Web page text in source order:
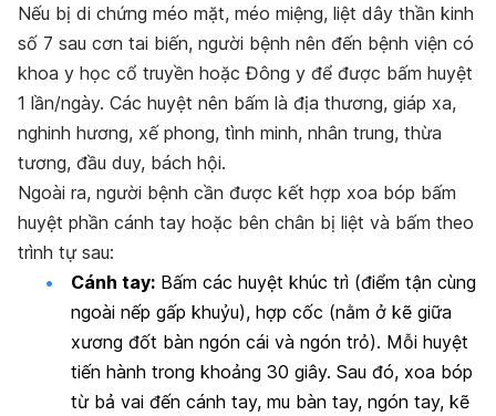
Nếu bị di chứng méo mặt, méo miệng, liệt dây thần kinh
số 7 sau cơn tai biến, người bệnh nên đến bệnh viện có
khoa y học cổ truyền hoặc Đông y để được bấm huyệt
1 lần/ngày. Các huyệt nên bấm là địa thương, giáp xa,
nghinh hương, xế phong, tình minh, nhân trung, thừa
tương, đầu duy, bách hội.
Ngoài ra, người bệnh cần được kết hợp xoa bóp bấm
huyệt phần cánh tay hoặc bên chân bị liệt và bấm theo
trình tự sau:
Cánh tay: Bấm các huyệt khúc trì (điểm tận cùng
ngoài nếp gấp khuỷu), hợp cốc (nằm ở kẽ giữa
xương đốt bàn ngón cái và ngón trỏ). Mỗi huyệt
tiến hành trong khoảng 30 giây. Sau đó, xoa bóp
từ bả vai đến cánh tay, mu bàn tay, ngón tay, kẽ